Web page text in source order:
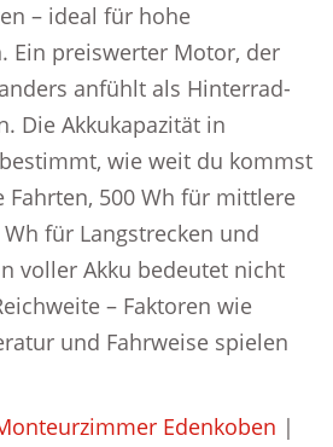
– ideal für hohe
Ein preiswerter Motor, der
anfühlt als Hinterrad-
Die Akkukapazität in
wie weit du kommst
Fahrten, 500 Wh für mittlere
für Langstrecken und
voller Akku bedeutet nicht
– Faktoren wie
und Fahrweise spielen
Edenkoben |